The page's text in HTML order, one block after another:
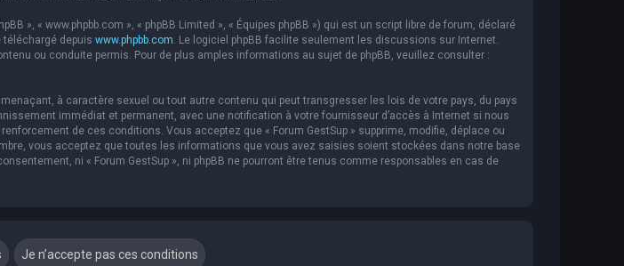
», « www.phpbb.com », « phpBB Limited », « Équipes phpBB ») qui est un script libre de forum, déclaré
téléchargé depuis www.phpbb.com. Le logiciel phpBB facilite seulement les discussions sur Internet.
ou conduite permis. Pour de plus amples informations au sujet de phpBB, veuillez consulter :
à caractère sexuel ou tout autre contenu qui peut transgresser les lois de votre pays, du pays
immédiat et permanent, avec une notification à votre fournisseur d’accès à Internet si nous
de ces conditions. Vous acceptez que « Forum GestSup » supprime, modifie, déplace ou
vous acceptez que toutes les informations que vous avez saisies soient stockées dans notre base
ni « Forum GestSup », ni phpBB ne pourront être tenus comme responsables en cas de